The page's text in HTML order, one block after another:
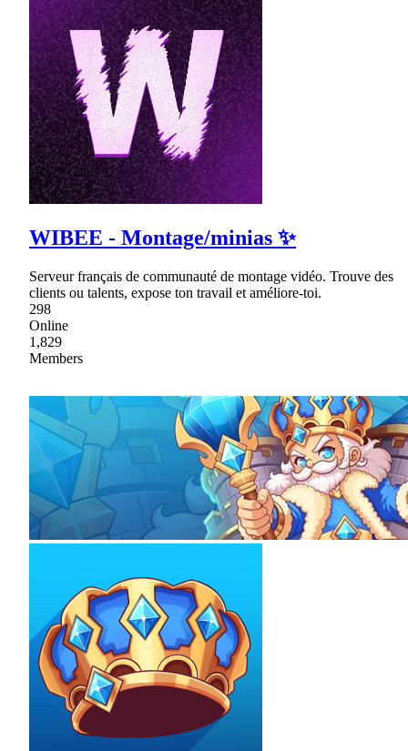
WIBEE - Montage/minias ✨
Serveur français de communauté de montage vidéo. Trouve des
clients ou talents, expose ton travail et améliore-toi.
298
Online
1,829
Members